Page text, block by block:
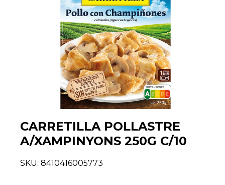
CARRETILLA POLLASTRE
A/XAMPINYONS 250G C/10
SKU: 8410416005773